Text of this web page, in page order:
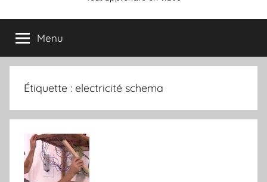
Menu
Étiquette : electricité schema